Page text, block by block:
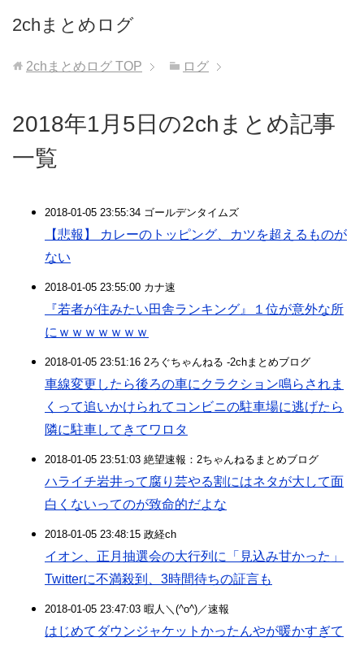
2chまとめログ
2chまとめログ TOP ログ
2018年1月5日の2chまとめ記事
一覧
2018-01-05 23:55:34 ゴールデンタイムズ
【悲報】 カレーのトッピング、カツを超えるものが
ない
2018-01-05 23:55:00 カナ速
『若者が住みたい田舎ランキング』１位が意外な所
にｗｗｗｗｗｗｗ
2018-01-05 23:51:16 2ろぐちゃんねる -2chまとめブログ
車線変更したら後ろの車にクラクション鳴らされま
くって追いかけられてコンビニの駐車場に逃げたら
隣に駐車してきてワロタ
2018-01-05 23:51:03 絶望速報：2ちゃんねるまとめブログ
ハライチ岩井って腐り芸やる割にはネタが大して面
白くないってのが致命的だよな
2018-01-05 23:48:15 政経ch
イオン、正月抽選会の大行列に「見込み甘かった」
Twitterに不満殺到、3時間待ちの証言も
2018-01-05 23:47:03 暇人＼(^o^)／速報
はじめてダウンジャケットかったんやが暖かすぎて